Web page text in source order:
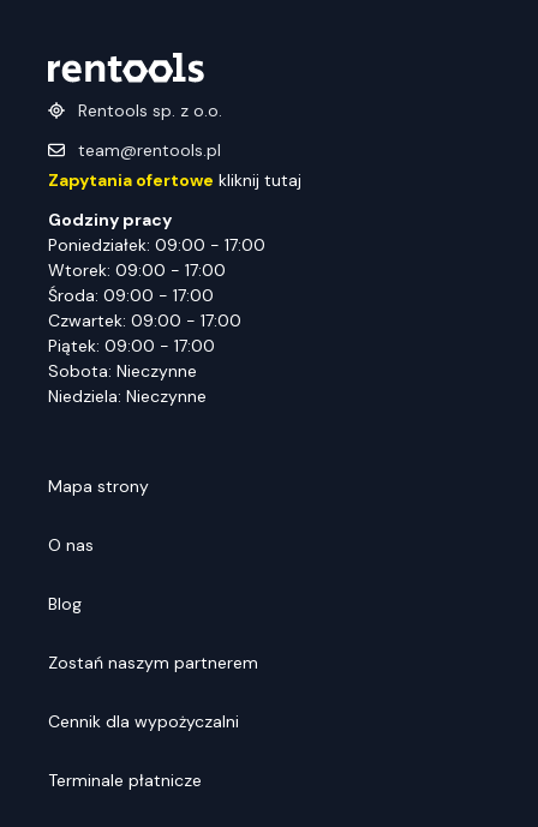
Rentools sp. z o.o.
team@rentools.pl
Zapytania ofertowe kliknij tutaj
Godziny pracy
Poniedziałek: 09:00 - 17:00
Wtorek: 09:00 - 17:00
Środa: 09:00 - 17:00
Czwartek: 09:00 - 17:00
Piątek: 09:00 - 17:00
Sobota: Nieczynne
Niedziela: Nieczynne
Mapa strony
O nas
Blog
Zostań naszym partnerem
Cennik dla wypożyczalni
Terminale płatnicze